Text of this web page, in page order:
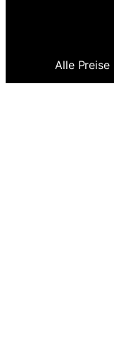
Alle